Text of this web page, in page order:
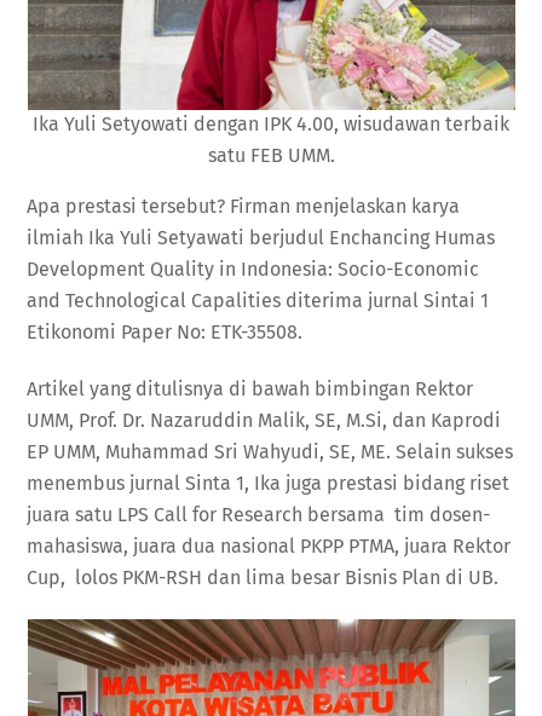
Ika Yuli Setyowati dengan IPK 4.00, wisudawan terbaik
satu FEB UMM.
Apa prestasi tersebut? Firman menjelaskan karya
ilmiah Ika Yuli Setyawati berjudul Enchancing Humas
Development Quality in Indonesia: Socio-Economic
and Technological Capalities diterima jurnal Sintai 1
Etikonomi Paper No: ETK-35508.
Artikel yang ditulisnya di bawah bimbingan Rektor
UMM, Prof. Dr. Nazaruddin Malik, SE, M.Si, dan Kaprodi
EP UMM, Muhammad Sri Wahyudi, SE, ME. Selain sukses
menembus jurnal Sinta 1, Ika juga prestasi bidang riset
juara satu LPS Call for Research bersama tim dosen-
mahasiswa, juara dua nasional PKPP PTMA, juara Rektor
Cup, lolos PKM-RSH dan lima besar Bisnis Plan di UB.